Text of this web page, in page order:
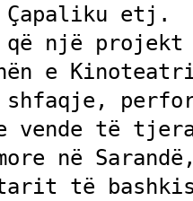
Çapaliku etj.
një
e
vende të
në
të